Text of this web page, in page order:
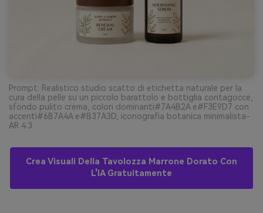
Prompt: Realistico studio scatto di etichetta naturale per la
cura della pelle su un piccolo barattolo e bottiglia contagocce,
sfondo pulito crema, colori dominanti#7A4B2A e#F3E9D7 con
accenti#6B7A4A e#B37A3D, iconografia botanica minimalista-
AR 4:3
Crea Visuali Della Tavolozza Marrone Dorato Con
L'IA Gratuitamente